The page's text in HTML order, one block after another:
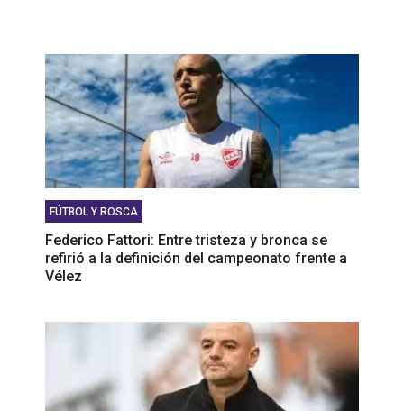
FÚTBOL Y ROSCA
Federico Fattori: Entre tristeza y bronca se
refirió a la definición del campeonato frente a
Vélez